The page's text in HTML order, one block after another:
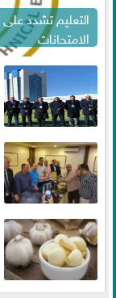
الامتحانات